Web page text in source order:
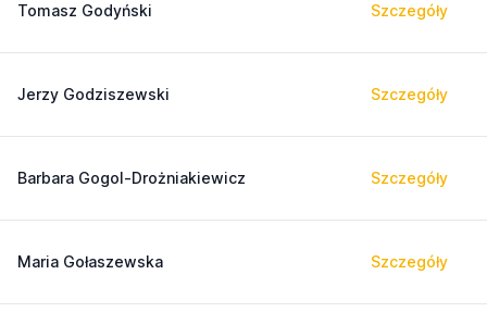
Tomasz Godyński Szczegóły
Jerzy Godziszewski Szczegóły
Barbara Gogol-Drożniakiewicz Szczegóły
Maria Gołaszewska Szczegóły